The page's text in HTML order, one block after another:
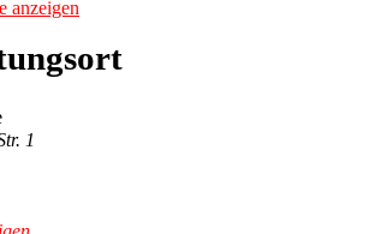
anzeigen
1